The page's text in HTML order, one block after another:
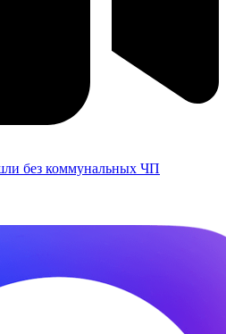
без коммунальных ЧП